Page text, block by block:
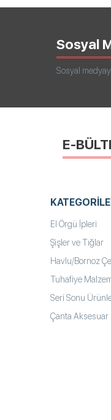
Sosyal
Sosyal
E-
El Örgü İpleri
Şişler ve Tığlar
Havlu/Bornoz
Tuhafiye
Seri Sonu
Çanta Aksesuar